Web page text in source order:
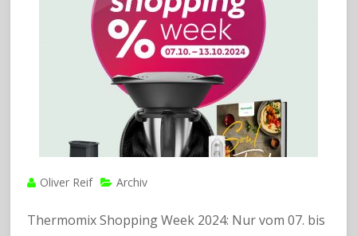
Oliver Reif Archiv
Thermomix Shopping Week 2024: Nur vom 07. bis